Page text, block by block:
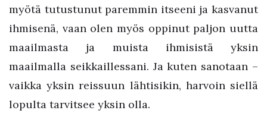
myötä tutustunut paremmin itseeni ja kasvanut
ihmisenä, vaan olen myös oppinut paljon uutta
maailmasta ja muista ihmisistä yksin
maailmalla seikkaillessani. Ja kuten sanotaan –
vaikka yksin reissuun lähtisikin, harvoin siellä
lopulta tarvitsee yksin olla.